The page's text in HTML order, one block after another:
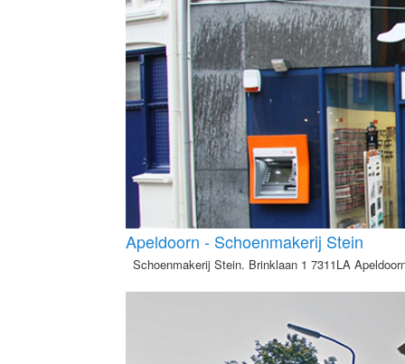
Apeldoorn - Schoenmakerij Stein
Schoenmakerij Stein. Brinklaan 1 7311LA